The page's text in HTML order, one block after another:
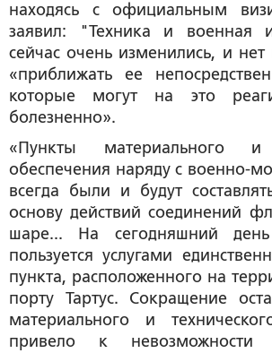
находясь с официальным
заявил: "Техника и военная
сейчас очень изменились, и нет
«приближать ее
которые могут на это
болезненно».
«Пункты материального и
обеспечения наряду с военно-
всегда были и будут
основу действий соединений
шаре... На сегодняшний
пользуется услугами
пункта, расположенного на
порту Тартус. Сокращение
материального и
привело к невозможности